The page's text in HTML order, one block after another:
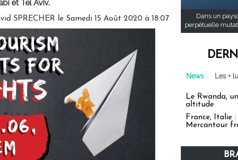
et Tel Aviv.
SPRECHER le Samedi 15 Août 2020 à 18:07
Dans un
perpétuelle
News Les +
Le Rwanda,
altitude
France, Italie
Mercantour